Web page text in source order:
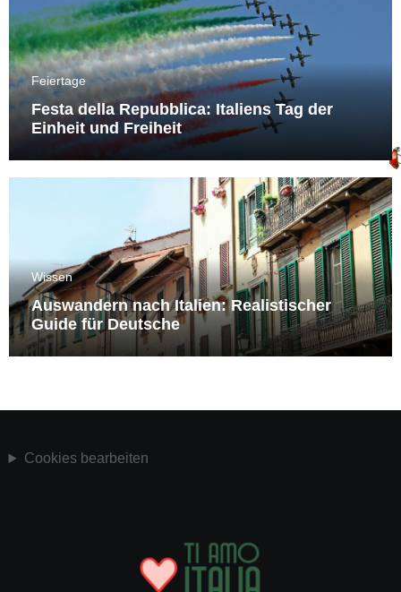
Feiertage
Festa della Repubblica: Italiens Tag der
Einheit und Freiheit
Wissen
Auswandern nach Italien: Realistischer
Guide für Deutsche
Cookies bearbeiten